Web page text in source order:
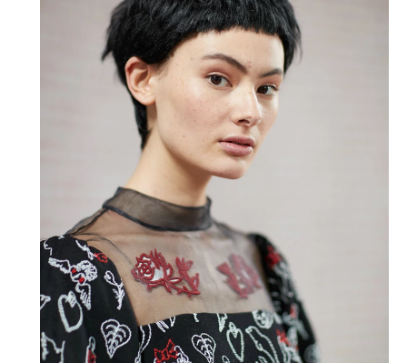
Haftalık E-Bülten
Moda dünyasında neler oluyor? Yeni
fikirler, öne çıkan koleksiyonlar, en
vogue trendler, ünlülerden güzelllik
sırları ve en popüler partilerden
haberdar olmak için haftalık e-
bültenimize kaydolun.